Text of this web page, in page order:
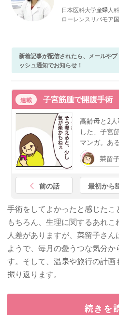
日本医科大学産婦人
ローレンスリバモア
科大学付属病院講師
勤務。日本医科大学
人科科長を務めた後
レディースクリニッ
新着記事が配信されたら、メールやプ
ッシュ通知でお知らせ！
連載 子宮筋腫で開腹手術
高齢母と2
した、子宮
マンガ。あ
菜留
前の話 最初から
手術をしてよかったと感じた
もちろん、生理に関するあれ
人差がありますが、菜留子さ
ようで、毎月の憂うつな気分か
す。そして、温泉や旅行の計画
振り返ります。
続きを